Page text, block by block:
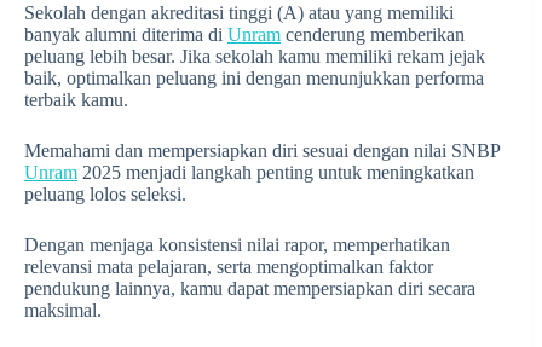
Sekolah dengan akreditasi tinggi (A) atau yang memiliki
banyak alumni diterima di Unram cenderung memberikan
peluang lebih besar. Jika sekolah kamu memiliki rekam jejak
baik, optimalkan peluang ini dengan menunjukkan performa
terbaik kamu.
Memahami dan mempersiapkan diri sesuai dengan nilai SNBP
Unram 2025 menjadi langkah penting untuk meningkatkan
peluang lolos seleksi.
Dengan menjaga konsistensi nilai rapor, memperhatikan
relevansi mata pelajaran, serta mengoptimalkan faktor
pendukung lainnya, kamu dapat mempersiapkan diri secara
maksimal.